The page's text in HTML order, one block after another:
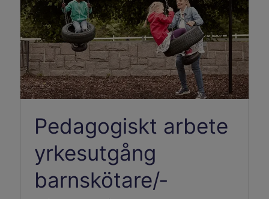
Pedagogiskt arbete
yrkesutgång
barnskötare/­